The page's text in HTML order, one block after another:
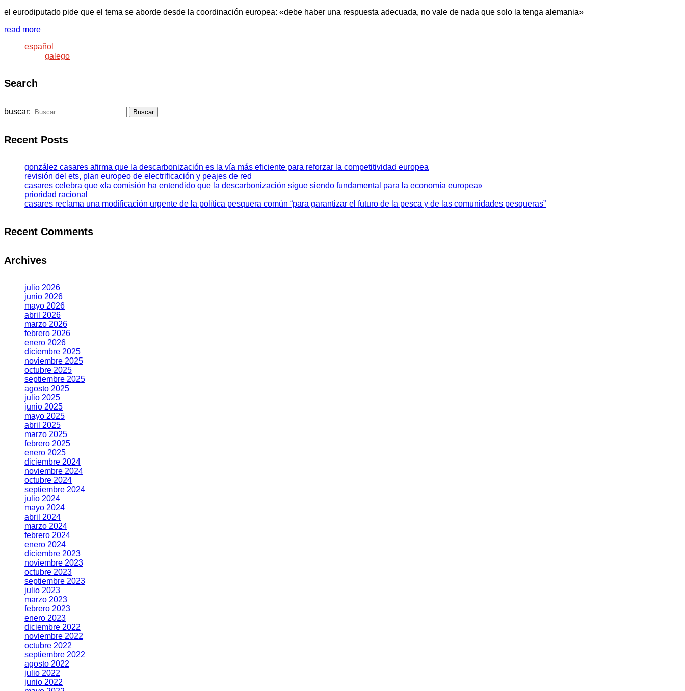
el eurodiputado pide que el tema se aborde desde la coordinación europea: «debe haber una respuesta adecuada, no vale de nada que solo la tenga alemania»
read more
español
galego
Search
buscar:
Recent Posts
gonzález casares afirma que la descarbonización es la vía más eficiente para reforzar la competitividad europea
revisión del ets, plan europeo de electrificación y peajes de red
casares celebra que «la comisión ha entendido que la descarbonización sigue siendo fundamental para la economía europea»
prioridad racional
casares reclama una modificación urgente de la política pesquera común “para garantizar el futuro de la pesca y de las comunidades pesqueras”
Recent Comments
Archives
julio 2026
junio 2026
mayo 2026
abril 2026
marzo 2026
febrero 2026
enero 2026
diciembre 2025
noviembre 2025
octubre 2025
septiembre 2025
agosto 2025
julio 2025
junio 2025
mayo 2025
abril 2025
marzo 2025
febrero 2025
enero 2025
diciembre 2024
noviembre 2024
octubre 2024
septiembre 2024
julio 2024
mayo 2024
abril 2024
marzo 2024
febrero 2024
enero 2024
diciembre 2023
noviembre 2023
octubre 2023
septiembre 2023
julio 2023
marzo 2023
febrero 2023
enero 2023
diciembre 2022
noviembre 2022
octubre 2022
septiembre 2022
agosto 2022
julio 2022
junio 2022